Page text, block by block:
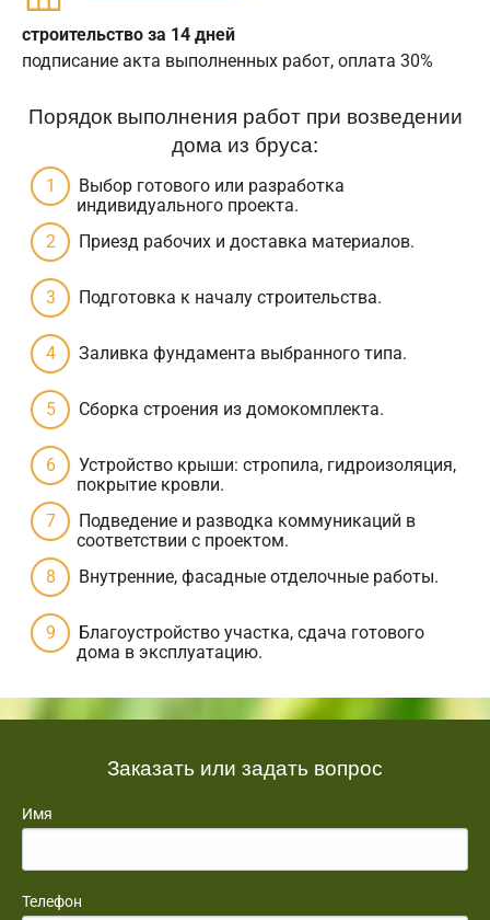
строительство за 14 дней
подписание акта выполненных работ, оплата 30%
Порядок выполнения работ при возведении
дома из бруса:
Выбор готового или разработка
индивидуального проекта.
Приезд рабочих и доставка материалов.
Подготовка к началу строительства.
Заливка фундамента выбранного типа.
Сборка строения из домокомплекта.
Устройство крыши: стропила, гидроизоляция,
покрытие кровли.
Подведение и разводка коммуникаций в
соответствии с проектом.
Внутренние, фасадные отделочные работы.
Благоустройство участка, сдача готового
дома в эксплуатацию.
Заказать или задать вопрос
Имя
Телефон